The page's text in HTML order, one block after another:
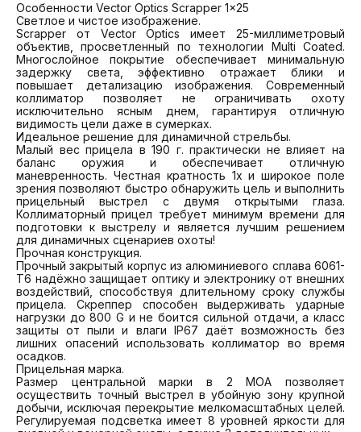
Особенности Vector Optics Scrapper 1x25
Светлое и чистое изображение.
Scrapper от Vector Optics имеет 25-миллиметровый
объектив, просветленный по технологии Multi Coated.
Многослойное покрытие обеспечивает минимальную
задержку света, эффективно отражает блики и
повышает детализацию изображения. Современный
коллиматор позволяет не ограничивать охоту
исключительно ясным днем, гарантируя отличную
видимость цели даже в сумерках.
Идеальное решение для динамичной стрельбы.
Малый вес прицела в 190 г. практически не влияет на
баланс оружия и обеспечивает отличную
маневренность. Честная кратность 1х и широкое поле
зрения позволяют быстро обнаружить цель и выполнить
прицельный выстрел с двумя открытыми глаза.
Коллиматорный прицел требует минимум времени для
подготовки к выстрелу и является лучшим решением
для динамичных сценариев охоты!
Прочная конструкция.
Прочный закрытый корпус из алюминиевого сплава 6061-
T6 надёжно защищает оптику и электронику от внешних
воздействий, способствуя длительному сроку службы
прицела. Скреппер способен выдерживать ударные
нагрузки до 800 G и не боится сильной отдачи, а класс
защиты от пыли и влаги IP67 даёт возможность без
лишних опасений использовать коллиматор во время
осадков.
Прицельная марка.
Размер центральной марки в 2 MOA позволяет
осуществить точный выстрел в убойную зону крупной
добычи, исключая перекрытие мелкомасштабных целей.
Регулируемая подсветка имеет 8 уровней яркости для